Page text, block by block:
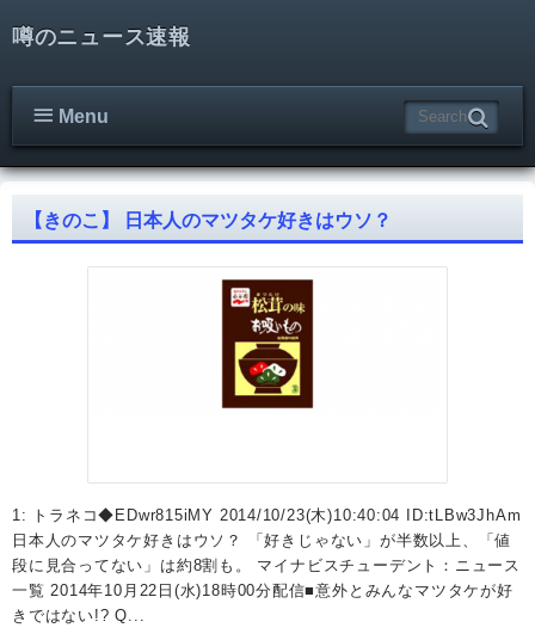
噂のニュース速報
Menu
【きのこ】 日本人のマツタケ好きはウソ？
1: トラネコ◆EDwr815iMY 2014/10/23(木)10:40:04 ID:tLBw3JhAm
日本人のマツタケ好きはウソ？ 「好きじゃない」が半数以上、「値
段に見合ってない」は約8割も。 マイナビスチューデント：ニュース
一覧 2014年10月22日(水)18時00分配信■意外とみんなマツタケが好
きではない!? Q...